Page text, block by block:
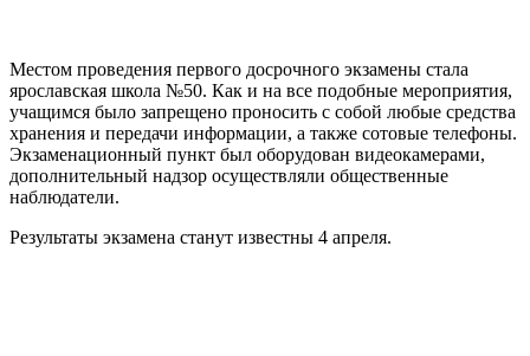
Местом проведения первого досрочного экзамены стала
ярославская школа №50. Как и на все подобные мероприятия,
учащимся было запрещено проносить с собой любые средства
хранения и передачи информации, а также сотовые телефоны.
Экзаменационный пункт был оборудован видеокамерами,
дополнительный надзор осуществляли общественные
наблюдатели.
Результаты экзамена станут известны 4 апреля.